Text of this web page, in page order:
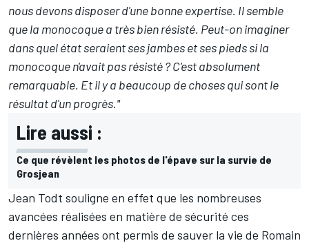
nous devons disposer d'une bonne expertise. Il semble
que la monocoque a très bien résisté. Peut-on imaginer
dans quel état seraient ses jambes et ses pieds si la
monocoque n'avait pas résisté ? C'est absolument
remarquable. Et il y a beaucoup de choses qui sont le
résultat d'un progrès."
Lire aussi :
Ce que révèlent les photos de l'épave sur la survie de
Grosjean
Jean Todt souligne en effet que les nombreuses
avancées réalisées en matière de sécurité ces
dernières années ont permis de sauver la vie de Romain